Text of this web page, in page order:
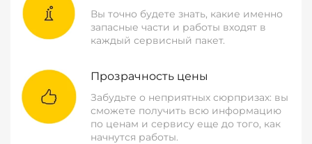
Вы точно будете знать, какие именно
запасные части и работы входят в
каждый сервисный пакет.
Прозрачность цены
Забудьте о неприятных сюрпризах: вы
сможете получить всю информацию
по ценам и сервису еще до того, как
начнутся работы.